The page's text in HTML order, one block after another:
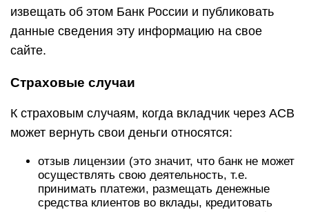
извещать об этом Банк России и публиковать
данные сведения эту информацию на свое
сайте.
Страховые случаи
К страховым случаям, когда вкладчик через АСВ
может вернуть свои деньги относятся:
отзыв лицензии (это значит, что банк не может
осуществлять свою деятельность, т.е.
принимать платежи, размещать денежные
средства клиентов во вклады, кредитовать